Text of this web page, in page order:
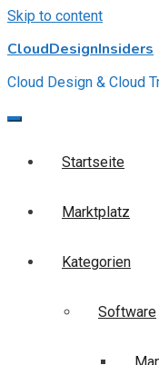
Skip to content
CloudDesignInsiders
Cloud Design & Cloud
Startseite
Marktplatz
Kategorien
Software